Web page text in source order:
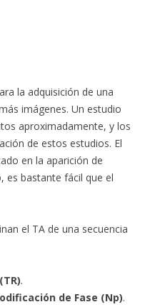
la adquisición de una
imágenes. Un estudio
aproximadamente, y los
de estos estudios. El
en la aparición de
es bastante fácil que el
el TA de una secuencia
.
de Fase (Np).